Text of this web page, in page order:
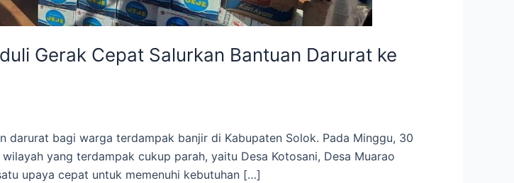
Gerak Cepat Salurkan Bantuan Darurat ke
darurat bagi warga terdampak banjir di Kabupaten Solok. Pada Minggu, 30
yang terdampak cukup parah, yaitu Desa Kotosani, Desa Muarao
upaya cepat untuk memenuhi kebutuhan […]